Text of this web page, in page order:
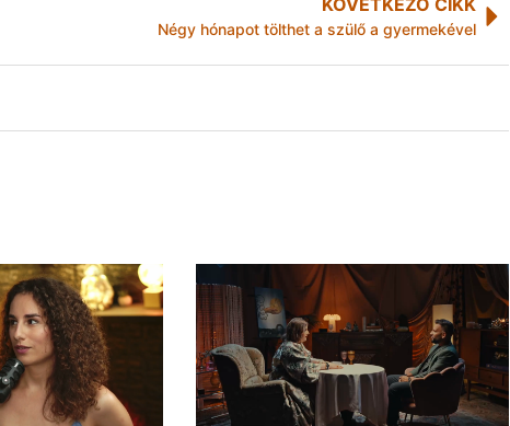
KÖVETKEZŐ CIKK
Négy hónapot tölthet a szülő a gyermekével